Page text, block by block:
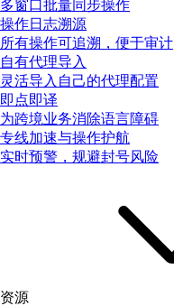
多窗口批量同步操作
操作日志溯源
所有操作可追溯，便于审计
自有代理导入
灵活导入自己的代理配置
即点即译
为跨境业务消除语言障碍
专线加速与操作护航
实时预警，规避封号风险
资源